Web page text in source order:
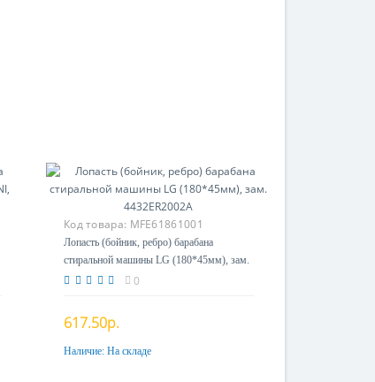
Код товара: MFE61861001
Лопасть (бойник, ребро) барабана
стиральной машины LG (180*45мм), зам.
4432ER2002A 0
617.50р.
Купить
Наличие: На складе